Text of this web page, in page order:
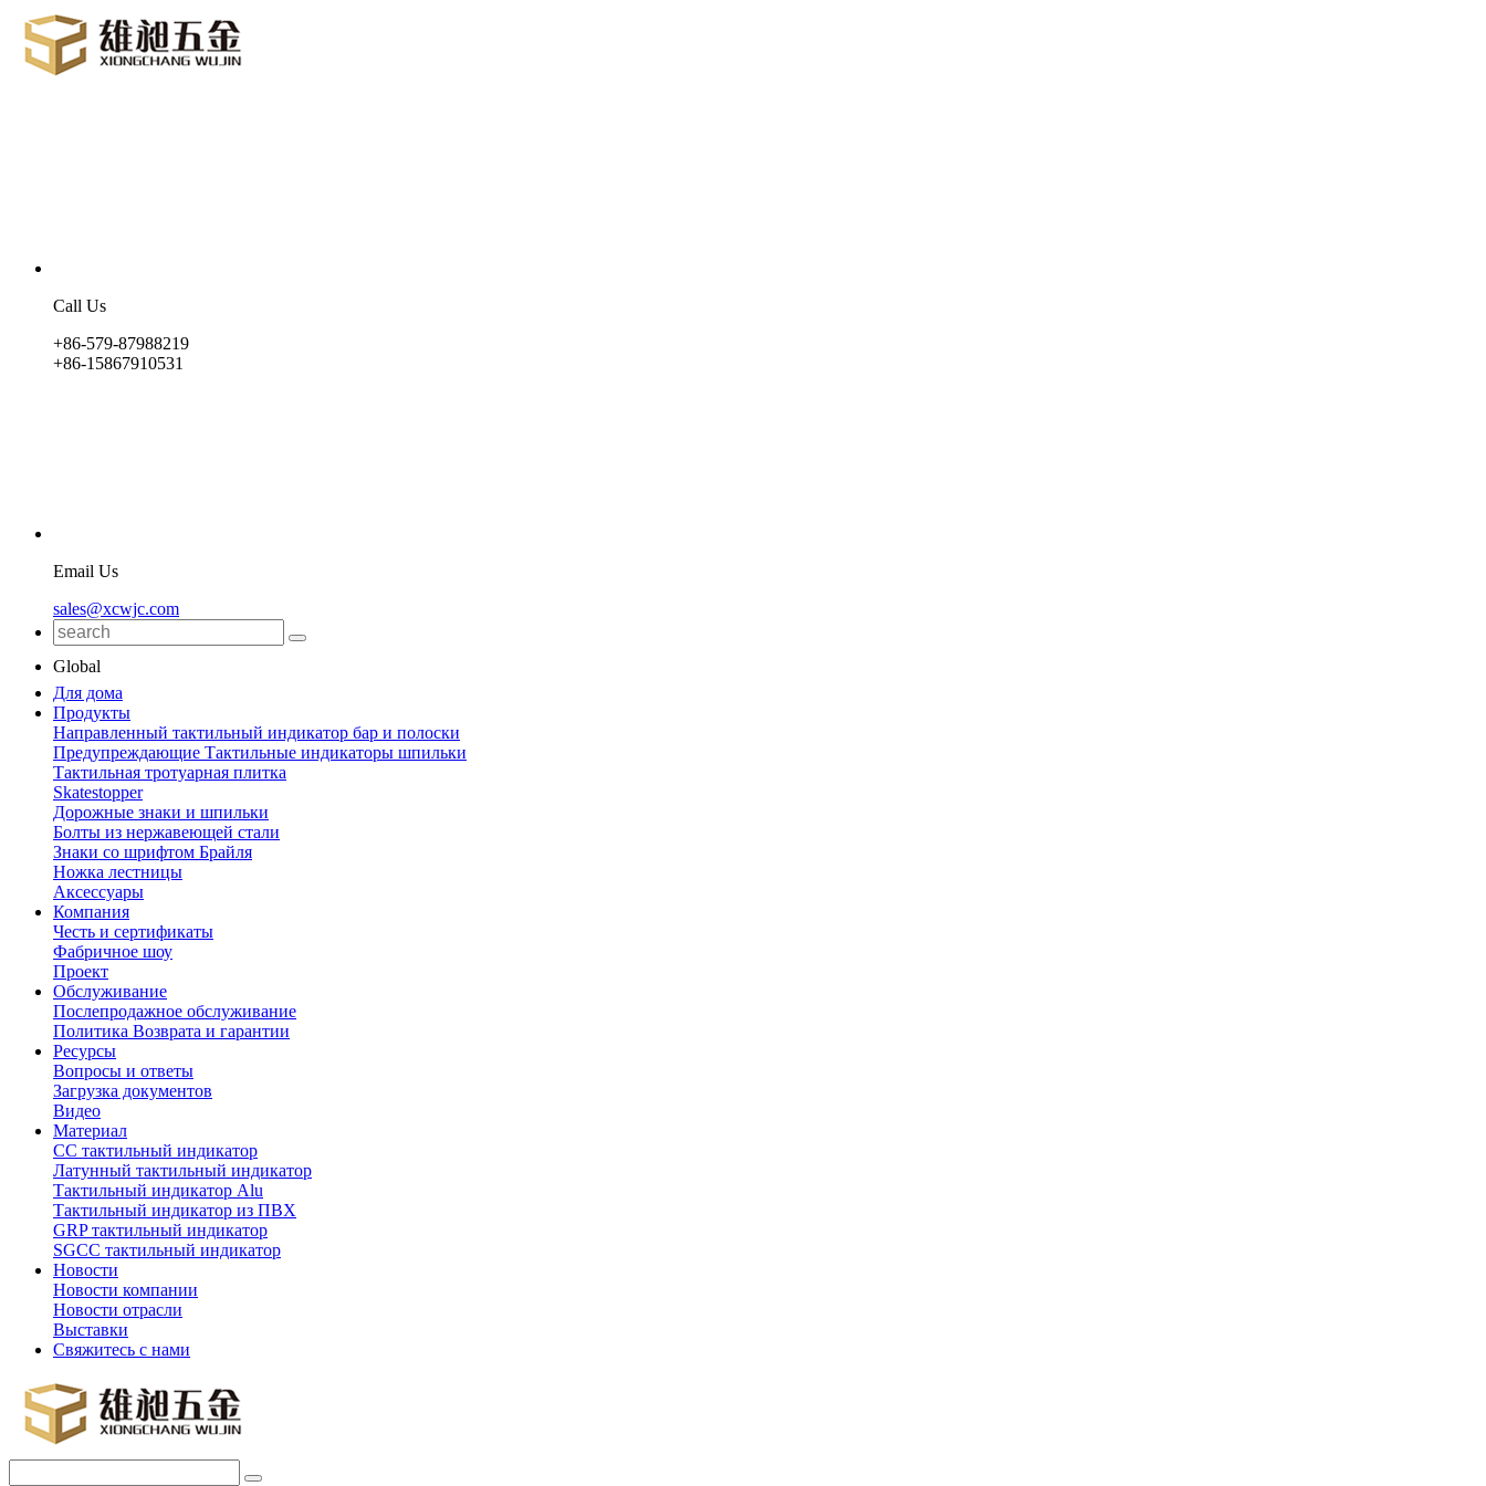
Call Us
+86-579-87988219
+86-15867910531
Email Us
sales@xcwjc.com
Global
Для дома
Продукты
Направленный тактильный индикатор бар и полоски
Предупреждающие Тактильные индикаторы шпильки
Тактильная тротуарная плитка
Skatestopper
Дорожные знаки и шпильки
Болты из нержавеющей стали
Знаки со шрифтом Брайля
Ножка лестницы
Аксессуары
Компания
Честь и сертификаты
Фабричное шоу
Проект
Обслуживание
Послепродажное обслуживание
Политика Возврата и гарантии
Ресурсы
Вопросы и ответы
Загрузка документов
Видео
Материал
СС тактильный индикатор
Латунный тактильный индикатор
Тактильный индикатор Alu
Тактильный индикатор из ПВХ
GRP тактильный индикатор
SGCC тактильный индикатор
Новости
Новости компании
Новости отрасли
Выставки
Свяжитесь с нами